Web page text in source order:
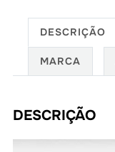
serie
20
DESCRIÇÃO
MARCA
DESCRIÇÃO